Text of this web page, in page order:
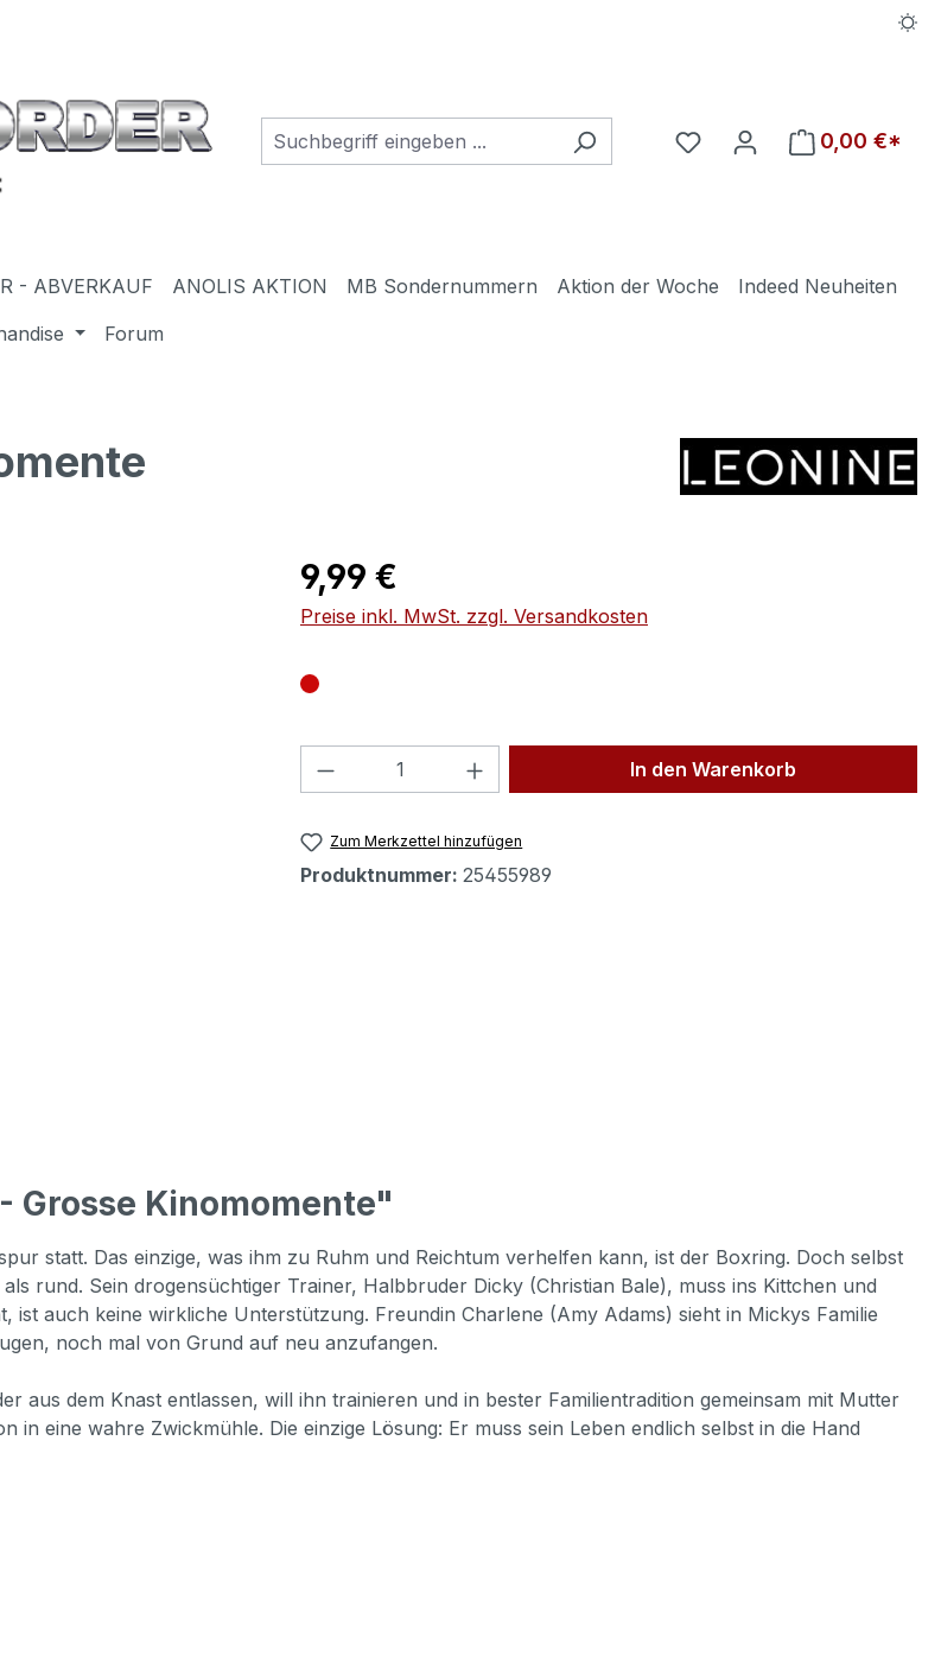
Du hast 0 Produkte auf
0,00 €*
- ABVERKAUF ANOLIS AKTION MB Sondernummern Aktion der Woche
Indeed Neuheiten
Forum
Regulärer Preis:
9,99 €
Preise inkl. MwSt. zzgl. Versandkosten
Produkt Anzahl: Gib den gewünschten Wert
In den Warenkorb
Zum Merkzettel hinzufügen
Produktnummer: 25455989
Grosse Kinomomente"
statt. Das einzige, was ihm zu Ruhm und Reichtum verhelfen kann, ist der Boxring. Doch selbst
rund. Sein drogensüchtiger Trainer, Halbbruder Dicky (Christian Bale), muss ins Kittchen und
ist auch keine wirkliche Unterstützung. Freundin Charlene (Amy Adams) sieht in Mickys Familie
noch mal von Grund auf neu anzufangen.
aus dem Knast entlassen, will ihn trainieren und in bester Familientradition gemeinsam mit Mutter
in eine wahre Zwickmühle. Die einzige Lösung: Er muss sein Leben endlich selbst in die Hand